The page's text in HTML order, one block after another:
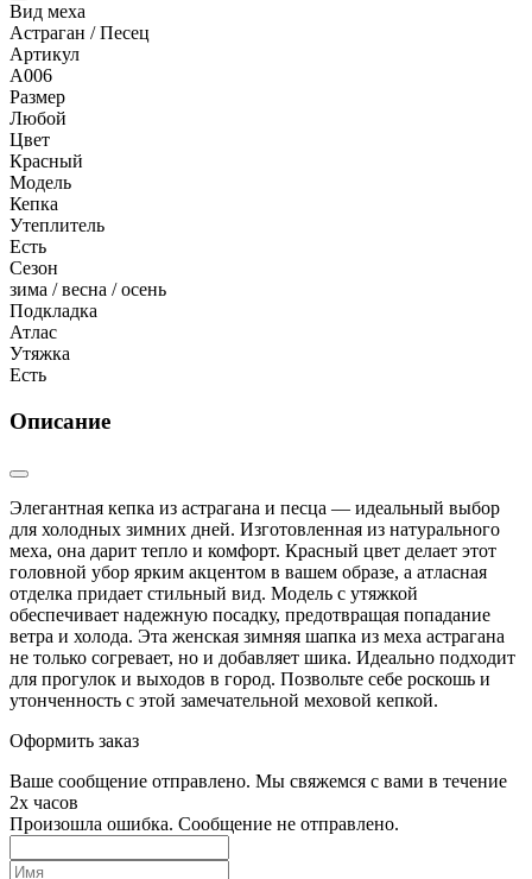
Вид меха
Астраган / Песец
Артикул
А006
Размер
Любой
Цвет
Красный
Модель
Кепка
Утеплитель
Есть
Сезон
зима / весна / осень
Подкладка
Атлас
Утяжка
Есть
Описание
Элегантная кепка из астрагана и песца — идеальный выбор
для холодных зимних дней. Изготовленная из натурального
меха, она дарит тепло и комфорт. Красный цвет делает этот
головной убор ярким акцентом в вашем образе, а атласная
отделка придает стильный вид. Модель с утяжкой
обеспечивает надежную посадку, предотвращая попадание
ветра и холода. Эта женская зимняя шапка из меха астрагана
не только согревает, но и добавляет шика. Идеально подходит
для прогулок и выходов в город. Позвольте себе роскошь и
утонченность с этой замечательной меховой кепкой.
Оформить заказ
Ваше сообщение отправлено. Мы свяжемся с вами в течение
2х часов
Произошла ошибка. Сообщение не отправлено.